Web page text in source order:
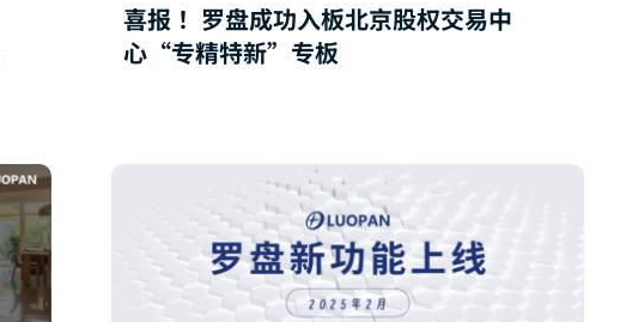
喜报 ！罗盘成功入板北京股权交易中
心“专精特新”专板